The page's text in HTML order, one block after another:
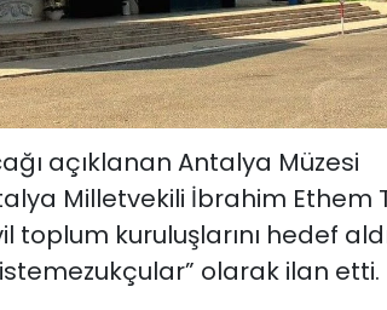
açıklanan Antalya Müzesi
Milletvekili İbrahim Ethem
kuruluşlarını hedef
olarak ilan etti.